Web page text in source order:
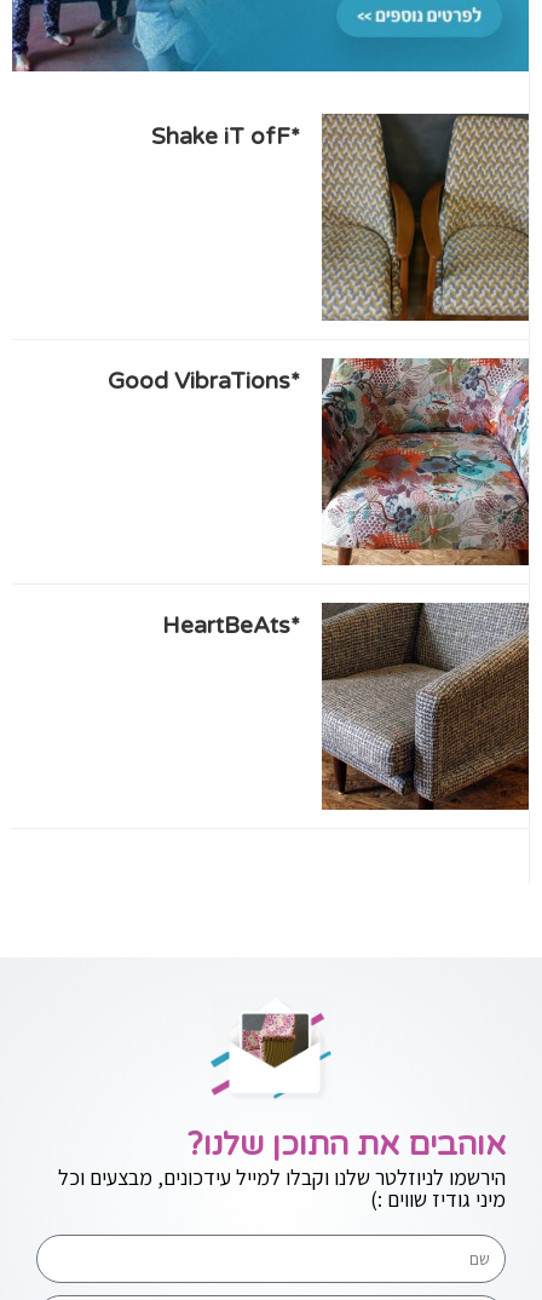
*Shake iT ofF
*Good VibraTions
*HeartBeAts
אוהבים את התוכן שלנו?
הירשמו לניוזלטר שלנו וקבלו למייל עידכונים, מבצעים וכל
מיני גודיז שווים :)